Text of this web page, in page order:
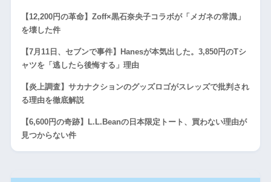
【12,200円の革命】Zoff×黒石奈央子コラボが「メガネの常識」
を壊した件
【7月11日、セブンで事件】Hanesが本気出した。3,850円のTシ
ャツを「逃したら後悔する」理由
【炎上調査】サカナクションのグッズロゴがスレッズで批判され
る理由を徹底解説
【6,600円の奇跡】L.L.Beanの日本限定トート、買わない理由が
見つからない件